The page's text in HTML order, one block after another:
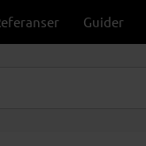
Guider